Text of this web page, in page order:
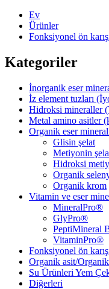
Ev
Ürünler
Fonksiyonel ön
Kategoriler
İnorganik eser
İz element tuzları
Hidroksi mineraller
Metal amino asitler
Organik eser
Glisin şelat
Metiyonin
Hidroksi
Organik
Organik krom
Vitamin ve eser
MineralPro®
GlyPro®
PeptiMineral
VitaminPro®
Fonksiyonel ön
Organik asit/
Su Ürünleri Yem
Diğerleri